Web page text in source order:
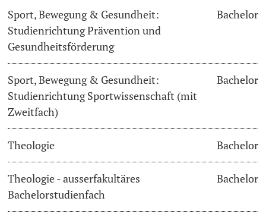
Sport, Bewegung & Gesundheit:
Studienrichtung Prävention und
Gesundheitsförderung
Bachelor
Sport, Bewegung & Gesundheit:
Studienrichtung Sportwissenschaft (mit
Zweitfach)
Bachelor
Theologie Bachelor
Theologie - ausserfakultäres
Bachelorstudienfach
Bachelor